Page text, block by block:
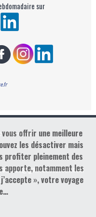
sur
vous
offrir une meilleure
les désactiver mais
profiter pleinement des
apporte, notamment les
», votre voyage